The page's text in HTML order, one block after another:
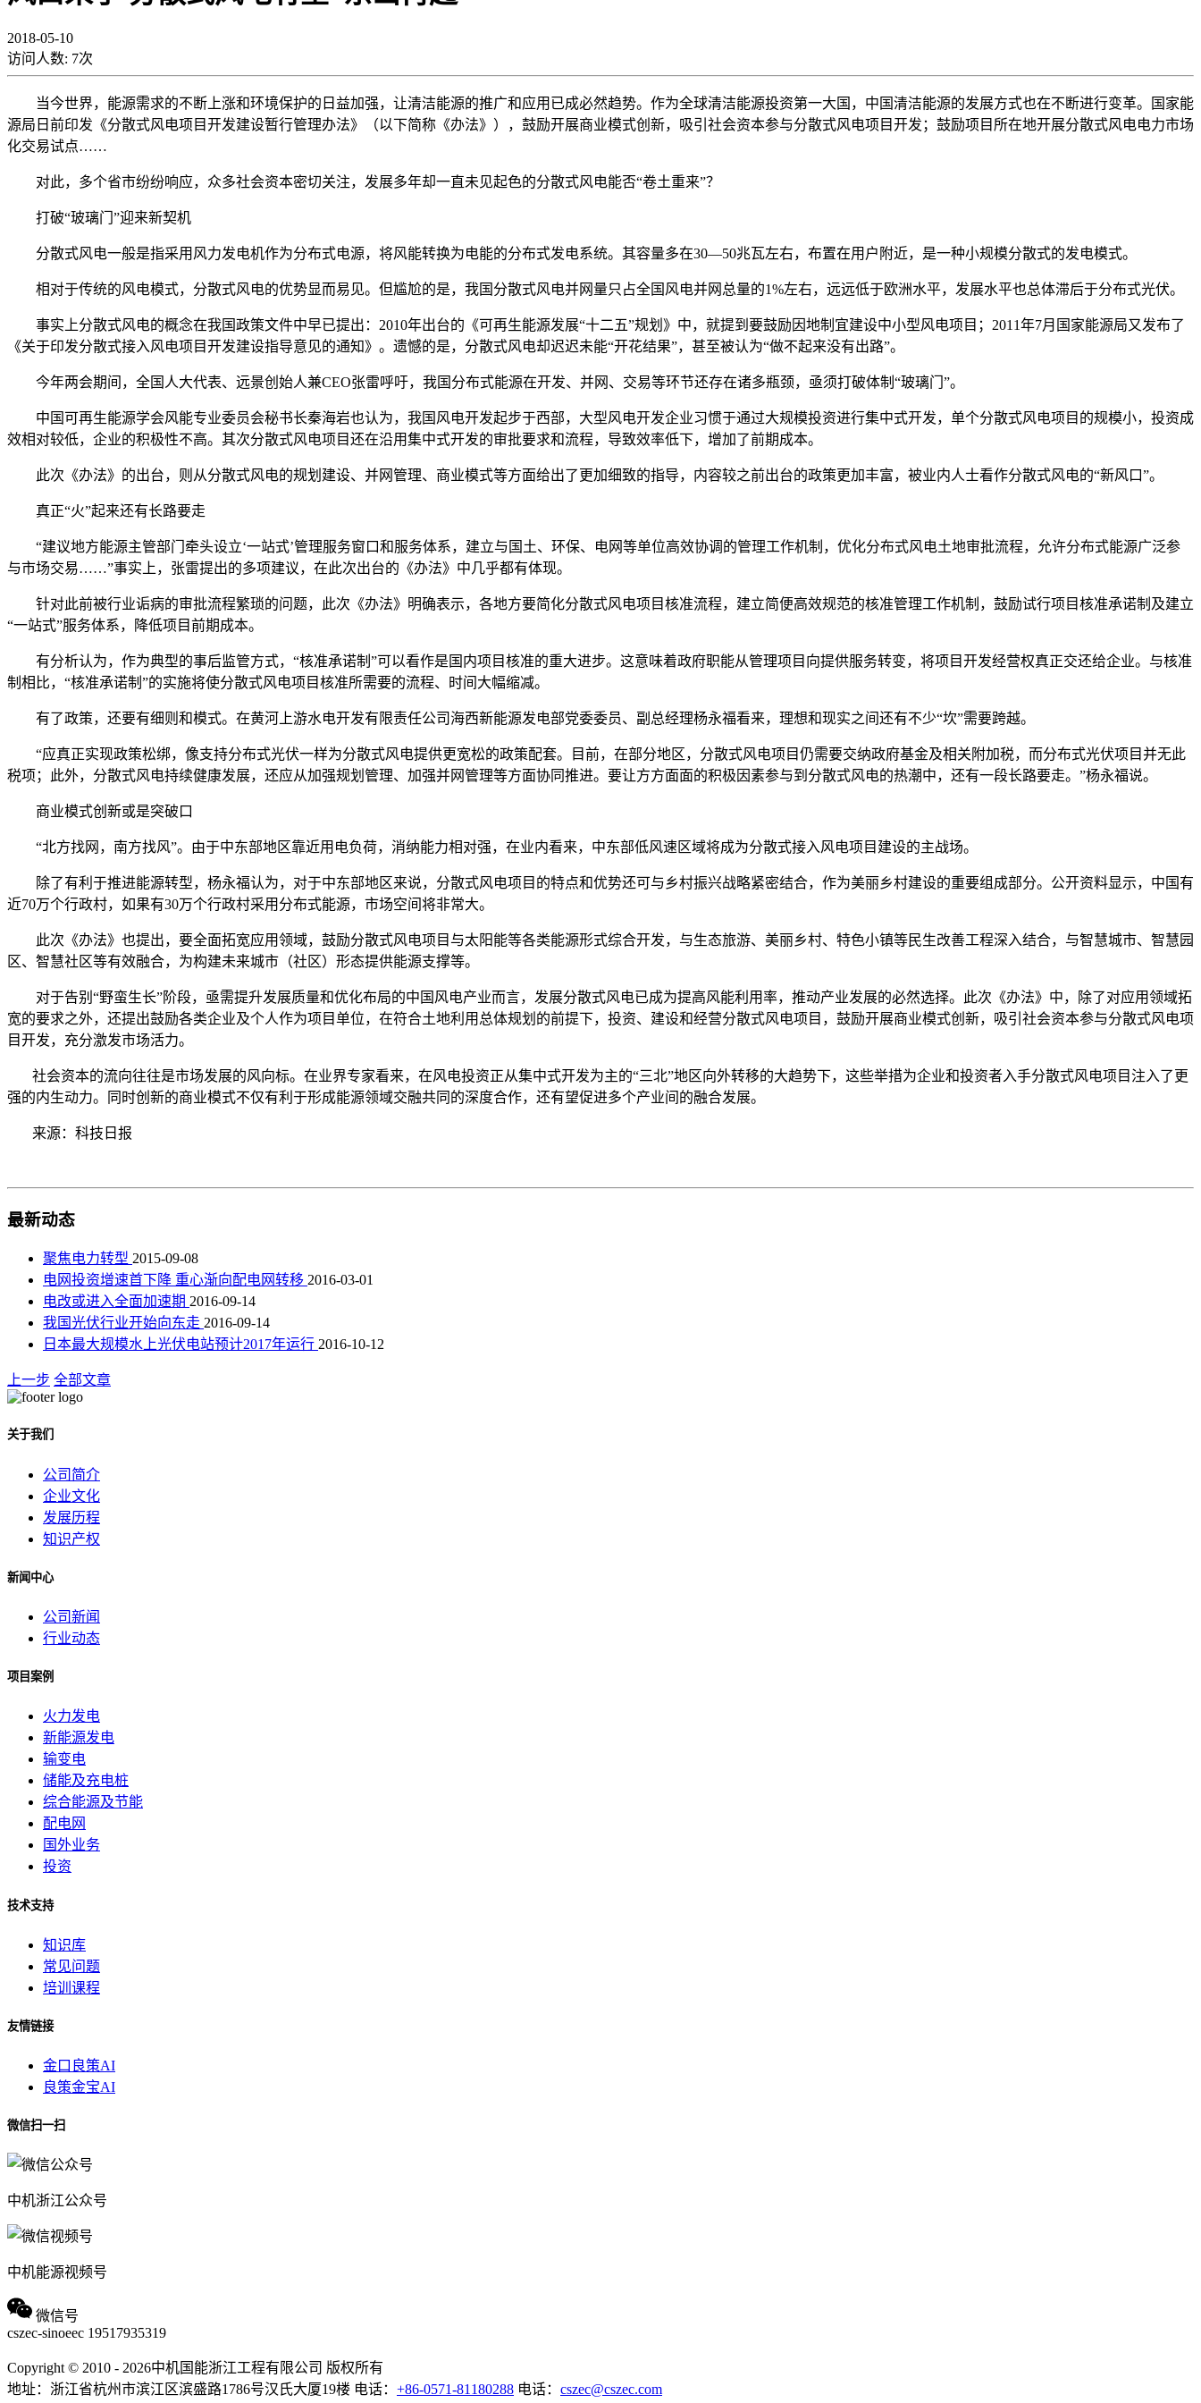
2018-05-10
访问人数: 7次
当今世界，能源需求的不断上涨和环境保护的日益加强，让清洁能源的推广和应用已成必然趋势。作为全球清洁能源投资第一大国，中国清洁能源的发展方式也在不断进行变革。国家能
源局日前印发《分散式风电项目开发建设暂行管理办法》（以下简称《办法》），鼓励开展商业模式创新，吸引社会资本参与分散式风电项目开发；鼓励项目所在地开展分散式风电电力市场
化交易试点……
对此，多个省市纷纷响应，众多社会资本密切关注，发展多年却一直未见起色的分散式风电能否“卷土重来”？
打破“玻璃门”迎来新契机
分散式风电一般是指采用风力发电机作为分布式电源，将风能转换为电能的分布式发电系统。其容量多在30—50兆瓦左右，布置在用户附近，是一种小规模分散式的发电模式。
相对于传统的风电模式，分散式风电的优势显而易见。但尴尬的是，我国分散式风电并网量只占全国风电并网总量的1%左右，远远低于欧洲水平，发展水平也总体滞后于分布式光伏。
事实上分散式风电的概念在我国政策文件中早已提出：2010年出台的《可再生能源发展“十二五”规划》中，就提到要鼓励因地制宜建设中小型风电项目；2011年7月国家能源局又发布了
《关于印发分散式接入风电项目开发建设指导意见的通知》。遗憾的是，分散式风电却迟迟未能“开花结果”，甚至被认为“做不起来没有出路”。
今年两会期间，全国人大代表、远景创始人兼CEO张雷呼吁，我国分布式能源在开发、并网、交易等环节还存在诸多瓶颈，亟须打破体制“玻璃门”。
中国可再生能源学会风能专业委员会秘书长秦海岩也认为，我国风电开发起步于西部，大型风电开发企业习惯于通过大规模投资进行集中式开发，单个分散式风电项目的规模小，投资成
效相对较低，企业的积极性不高。其次分散式风电项目还在沿用集中式开发的审批要求和流程，导致效率低下，增加了前期成本。
此次《办法》的出台，则从分散式风电的规划建设、并网管理、商业模式等方面给出了更加细致的指导，内容较之前出台的政策更加丰富，被业内人士看作分散式风电的“新风口”。
真正“火”起来还有长路要走
“建议地方能源主管部门牵头设立‘一站式’管理服务窗口和服务体系，建立与国土、环保、电网等单位高效协调的管理工作机制，优化分布式风电土地审批流程，允许分布式能源广泛参
与市场交易……”事实上，张雷提出的多项建议，在此次出台的《办法》中几乎都有体现。
针对此前被行业诟病的审批流程繁琐的问题，此次《办法》明确表示，各地方要简化分散式风电项目核准流程，建立简便高效规范的核准管理工作机制，鼓励试行项目核准承诺制及建立
“一站式”服务体系，降低项目前期成本。
有分析认为，作为典型的事后监管方式，“核准承诺制”可以看作是国内项目核准的重大进步。这意味着政府职能从管理项目向提供服务转变，将项目开发经营权真正交还给企业。与核准
制相比，“核准承诺制”的实施将使分散式风电项目核准所需要的流程、时间大幅缩减。
有了政策，还要有细则和模式。在黄河上游水电开发有限责任公司海西新能源发电部党委委员、副总经理杨永福看来，理想和现实之间还有不少“坎”需要跨越。
“应真正实现政策松绑，像支持分布式光伏一样为分散式风电提供更宽松的政策配套。目前，在部分地区，分散式风电项目仍需要交纳政府基金及相关附加税，而分布式光伏项目并无此
税项；此外，分散式风电持续健康发展，还应从加强规划管理、加强并网管理等方面协同推进。要让方方面面的积极因素参与到分散式风电的热潮中，还有一段长路要走。”杨永福说。
商业模式创新或是突破口
“北方找网，南方找风”。由于中东部地区靠近用电负荷，消纳能力相对强，在业内看来，中东部低风速区域将成为分散式接入风电项目建设的主战场。
除了有利于推进能源转型，杨永福认为，对于中东部地区来说，分散式风电项目的特点和优势还可与乡村振兴战略紧密结合，作为美丽乡村建设的重要组成部分。公开资料显示，中国有
近70万个行政村，如果有30万个行政村采用分布式能源，市场空间将非常大。
此次《办法》也提出，要全面拓宽应用领域，鼓励分散式风电项目与太阳能等各类能源形式综合开发，与生态旅游、美丽乡村、特色小镇等民生改善工程深入结合，与智慧城市、智慧园
区、智慧社区等有效融合，为构建未来城市（社区）形态提供能源支撑等。
对于告别“野蛮生长”阶段，亟需提升发展质量和优化布局的中国风电产业而言，发展分散式风电已成为提高风能利用率，推动产业发展的必然选择。此次《办法》中，除了对应用领域拓
宽的要求之外，还提出鼓励各类企业及个人作为项目单位，在符合土地利用总体规划的前提下，投资、建设和经营分散式风电项目，鼓励开展商业模式创新，吸引社会资本参与分散式风电项
目开发，充分激发市场活力。
社会资本的流向往往是市场发展的风向标。在业界专家看来，在风电投资正从集中式开发为主的“三北”地区向外转移的大趋势下，这些举措为企业和投资者入手分散式风电项目注入了更
强的内生动力。同时创新的商业模式不仅有利于形成能源领域交融共同的深度合作，还有望促进多个产业间的融合发展。
来源：科技日报
最新动态
聚焦电力转型 2015-09-08
电网投资增速首下降 重心渐向配电网转移 2016-03-01
电改或进入全面加速期 2016-09-14
我国光伏行业开始向东走 2016-09-14
日本最大规模水上光伏电站预计2017年运行 2016-10-12
上一步 全部文章
关于我们
公司简介
企业文化
发展历程
知识产权
新闻中心
公司新闻
行业动态
项目案例
火力发电
新能源发电
输变电
储能及充电桩
综合能源及节能
配电网
国外业务
投资
技术支持
知识库
常见问题
培训课程
友情链接
金口良策AI
良策金宝AI
微信扫一扫
中机浙江公众号
中机能源视频号
微信号
cszec-sinoeec 19517935319
Copyright © 2010 - 2026中机国能浙江工程有限公司 版权所有
地址：浙江省杭州市滨江区滨盛路1786号汉氏大厦19楼 电话： +86-0571-81180288 电话： cszec@cszec.com